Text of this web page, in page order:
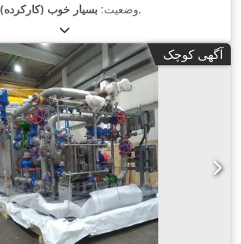
وضعیت: بسیار خوب (کارکرده) ,
آگهی کوچک